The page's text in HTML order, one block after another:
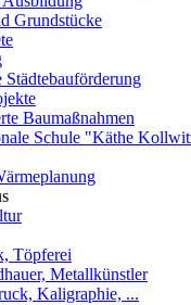
Grundstücke
Städtebauförderung
Baumaßnahmen
Schule "Käthe
Töpferei
Metallkünstler
Kaligraphie, ...